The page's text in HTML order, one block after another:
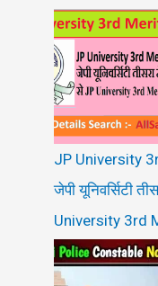
JP University
जेपी यूनिवर्सिटी
University 3rd